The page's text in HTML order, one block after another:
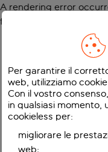
A rendering error
function
Per garantire il
web, utilizziamo
Con il vostro
in qualsiasi momento,
cookieless per:
migliorare le
web;